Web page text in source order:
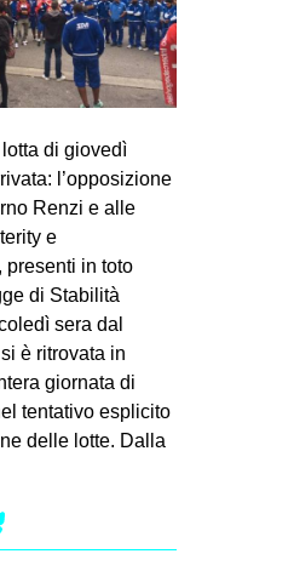
TSUNAMI
ZAM
SPAZI
POPOLARE
ALL’ABITARE
di giovedì
l’opposizione
Renzi e alle
e
presenti in toto
di Stabilità
sera dal
è ritrovata in
giornata di
tentativo esplicito
delle lotte. Dalla